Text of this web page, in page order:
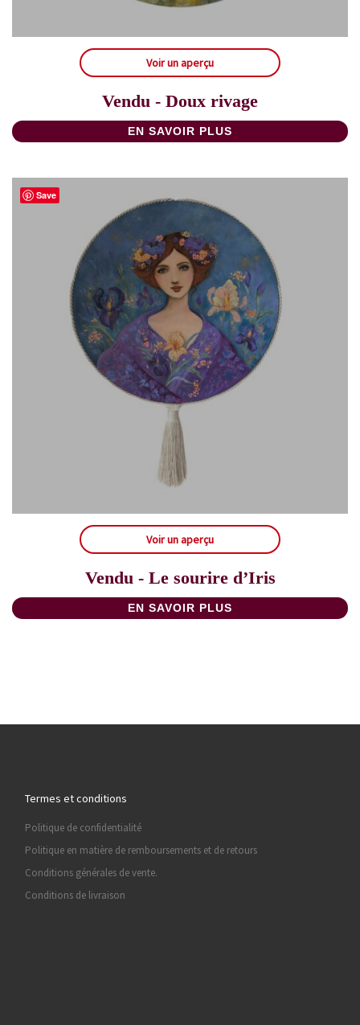
Voir un aperçu
Vendu - Doux rivage
EN SAVOIR PLUS
Save
Voir un aperçu
Vendu - Le sourire d’Iris
EN SAVOIR PLUS
Termes et conditions
Politique de confidentialité
Politique en matière de remboursements et de retours
Conditions générales de vente.
Conditions de livraison